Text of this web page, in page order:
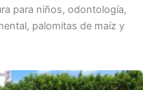
para niños, odontología,
palomitas de maíz y